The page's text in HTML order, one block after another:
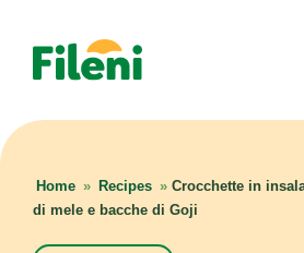
Home » Recipes » Crocchette in
di mele e bacche di Goji